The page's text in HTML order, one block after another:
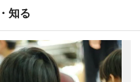
知る